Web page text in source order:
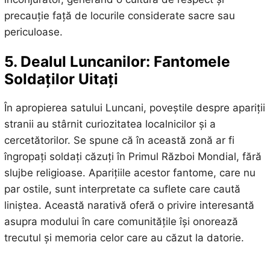
precauție față de locurile considerate sacre sau
periculoase.
5. Dealul Luncanilor: Fantomele
Soldaților Uitați
În apropierea satului Luncani, poveștile despre apariții
stranii au stârnit curiozitatea localnicilor și a
cercetătorilor. Se spune că în această zonă ar fi
îngropați soldați căzuți în Primul Război Mondial, fără
slujbe religioase. Aparițiile acestor fantome, care nu
par ostile, sunt interpretate ca suflete care caută
liniștea. Această narativă oferă o privire interesantă
asupra modului în care comunitățile își onorează
trecutul și memoria celor care au căzut la datorie.